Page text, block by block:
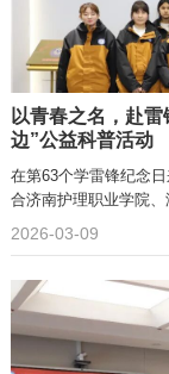
以青春之名，赴
边”公益科普活动
在第63个学雷锋纪念
合济南护理职业学院
2026-03-09